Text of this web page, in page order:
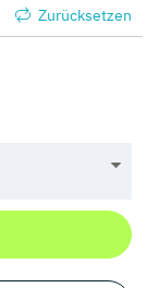
Zurücksetzen